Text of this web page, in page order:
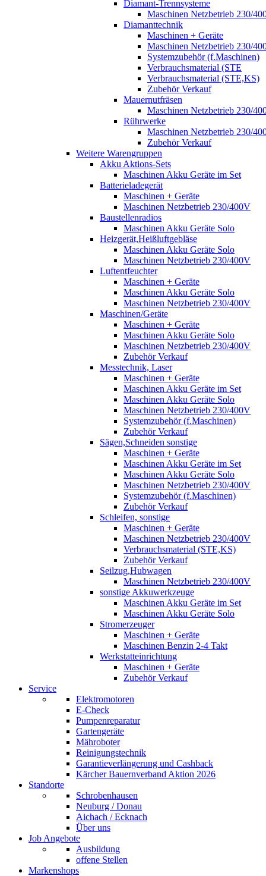
Diamant-Trennsysteme
Maschinen Netzbetrieb 230/
Diamanttechnik
Maschinen + Geräte
Maschinen Netzbetrieb 230/
Systemzubehör (f.Maschinen)
Verbrauchsmaterial (STE
Verbrauchsmaterial (STE,KS)
Zubehör Verkauf
Mauernutfräsen
Maschinen Netzbetrieb 230/
Rührwerke
Maschinen Netzbetrieb 230/
Zubehör Verkauf
Weitere Warengruppen
Akku Aktions-Sets
Maschinen Akku Geräte im Set
Batterieladegerät
Maschinen + Geräte
Maschinen Netzbetrieb 230/400V
Baustellenradios
Maschinen Akku Geräte Solo
Heizgerät,Heißluftgebläse
Maschinen Akku Geräte Solo
Maschinen Netzbetrieb 230/400V
Luftentfeuchter
Maschinen + Geräte
Maschinen Akku Geräte Solo
Maschinen Netzbetrieb 230/400V
Maschinen/Geräte
Maschinen + Geräte
Maschinen Akku Geräte Solo
Maschinen Netzbetrieb 230/400V
Zubehör Verkauf
Messtechnik, Laser
Maschinen + Geräte
Maschinen Akku Geräte im Set
Maschinen Akku Geräte Solo
Maschinen Netzbetrieb 230/400V
Systemzubehör (f.Maschinen)
Zubehör Verkauf
Sägen,Schneiden sonstige
Maschinen + Geräte
Maschinen Akku Geräte im Set
Maschinen Akku Geräte Solo
Maschinen Netzbetrieb 230/400V
Systemzubehör (f.Maschinen)
Zubehör Verkauf
Schleifen, sonstige
Maschinen + Geräte
Maschinen Netzbetrieb 230/400V
Verbrauchsmaterial (STE,KS)
Zubehör Verkauf
Seilzug,Hubwagen
Maschinen Netzbetrieb 230/400V
sonstige Akkuwerkzeuge
Maschinen Akku Geräte im Set
Maschinen Akku Geräte Solo
Stromerzeuger
Maschinen + Geräte
Maschinen Benzin 2-4 Takt
Werkstatteinrichtung
Maschinen + Geräte
Zubehör Verkauf
Service
Elektromotoren
E-Check
Pumpenreparatur
Gartengeräte
Mähroboter
Reinigungstechnik
Garantieverlängerung und Cashback
Kärcher Bauernverband Aktion 2026
Standorte
Schrobenhausen
Neuburg / Donau
Aichach / Ecknach
Über uns
Job Angebote
Ausbildung
offene Stellen
Markenshops